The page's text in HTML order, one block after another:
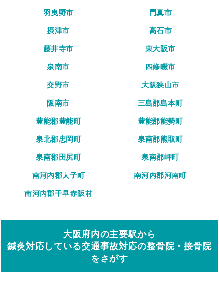
羽曳野市
門真市
摂津市
高石市
藤井寺市
東大阪市
泉南市
四條畷市
交野市
大阪狭山市
阪南市
三島郡島本町
豊能郡豊能町
豊能郡能勢町
泉北郡忠岡町
泉南郡熊取町
泉南郡田尻町
泉南郡岬町
南河内郡太子町
南河内郡河南町
南河内郡千早赤阪村
大阪府内の主要駅から
鍼灸対応している交通事故対応の整骨院・接骨院
をさがす